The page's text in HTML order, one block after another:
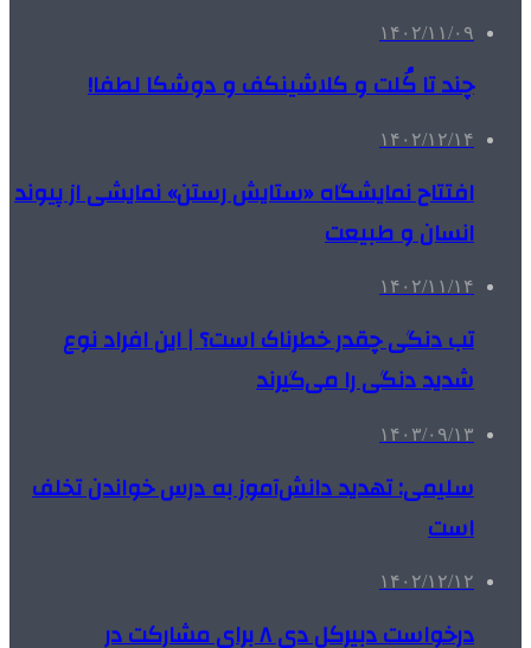
۱۴۰۲/۱۱/۰۹
چند تا کُلت و کلاشینکف و دوشکا لطفا!
۱۴۰۲/۱۲/۱۴
افتتاح نمایشگاه «ستایش رستن» نمایشی از پیوند
انسان و طبیعت
۱۴۰۲/۱۱/۱۴
تب دنگی چقدر خطرناک است؟ | این افراد نوع
شدید دنگی را می‌گیرند
۱۴۰۳/۰۹/۱۳
سلیمی: تهدید دانش‌آموز به درس خواندن تخلف
است
۱۴۰۲/۱۲/۱۲
درخواست دبیرکل دی ۸ برای مشارکت در